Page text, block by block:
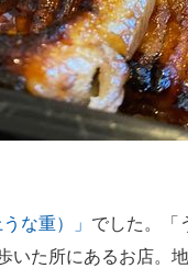
な重）」 でした。「
いた所にあるお店。